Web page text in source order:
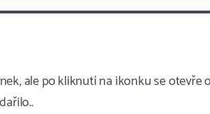
ale po kliknutí na ikonku se otevře